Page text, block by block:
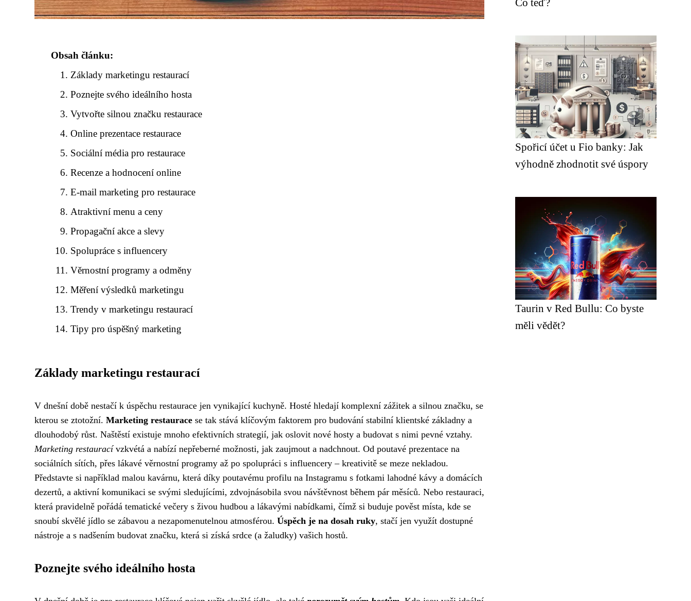
Obsah článku:
Základy marketingu restaurací
Poznejte svého ideálního hosta
Vytvořte silnou značku restaurace
Online prezentace restaurace
Sociální média pro restaurace
Recenze a hodnocení online
E-mail marketing pro restaurace
Atraktivní menu a ceny
Propagační akce a slevy
Spolupráce s influencery
Věrnostní programy a odměny
Měření výsledků marketingu
Trendy v marketingu restaurací
Tipy pro úspěšný marketing
Základy marketingu restaurací
V dnešní době nestačí k úspěchu restaurace jen vynikající kuchyně. Hosté hledají komplexní zážitek a silnou značku, se
kterou se ztotožní. Marketing restaurace se tak stává klíčovým faktorem pro budování stabilní klientské základny a
dlouhodobý růst. Naštěstí existuje mnoho efektivních strategií, jak oslovit nové hosty a budovat s nimi pevné vztahy.
Marketing restauracívzkvétá a nabízí nepřeberné možnosti, jak zaujmout a nadchnout. Od poutavé prezentace na
sociálních sítích, přes lákavé věrnostní programy až po spolupráci s influencery – kreativitě se meze nekladou.
Představte si například malou kavárnu, která díky poutavému profilu na Instagramu s fotkami lahodné kávy a domácích
dezertů, a aktivní komunikaci se svými sledujícími, zdvojnásobila svou návštěvnost během pár měsíců. Nebo restauraci,
která pravidelně pořádá tematické večery s živou hudbou a lákavými nabídkami, čímž si buduje pověst místa, kde se
snoubí skvělé jídlo se zábavou a nezapomenutelnou atmosférou. Úspěch je na dosah ruky, stačí jen využít dostupné
nástroje a s nadšením budovat značku, která si získá srdce (a žaludky) vašich hostů.
Poznejte svého ideálního hosta
Spořicí účet u Fio banky: Jak
výhodně zhodnotit své úspory
Taurin v Red Bullu: Co byste
měli vědět?